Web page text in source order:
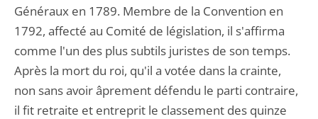
Généraux en 1789. Membre de la Convention en
1792, affecté au Comité de législation, il s'affirma
comme l'un des plus subtils juristes de son temps.
Après la mort du roi, qu'il a votée dans la crainte,
non sans avoir âprement défendu le parti contraire,
il fit retraite et entreprit le classement des quinze